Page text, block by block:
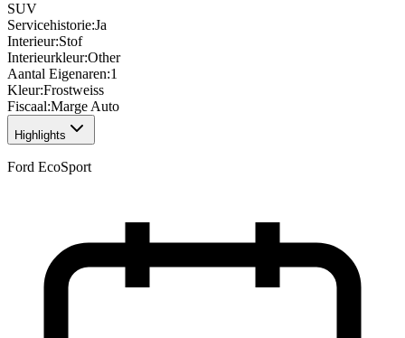
SUV
Servicehistorie:Ja
Interieur:Stof
Interieurkleur:Other
Aantal Eigenaren:1
Kleur:Frostweiss
Fiscaal:Marge Auto
Highlights
Ford EcoSport